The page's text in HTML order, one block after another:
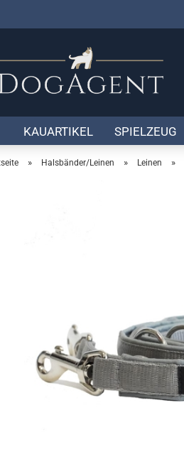
KAUARTIKEL SPIELZEUG
» Halsbänder/Leinen » Leinen »